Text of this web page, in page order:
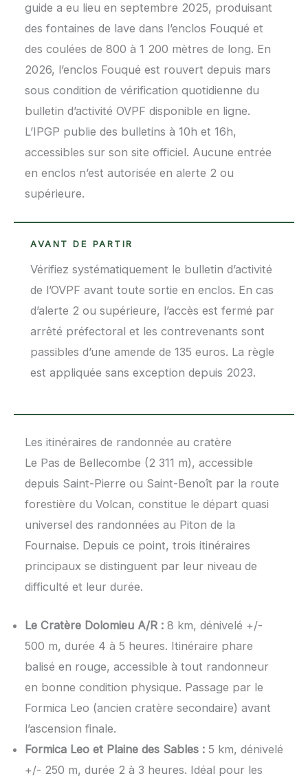
guide a eu lieu en septembre 2025, produisant
des fontaines de lave dans l’enclos Fouqué et
des coulées de 800 à 1 200 mètres de long. En
2026, l’enclos Fouqué est rouvert depuis mars
sous condition de vérification quotidienne du
bulletin d’activité OVPF disponible en ligne.
L’IPGP publie des bulletins à 10h et 16h,
accessibles sur son site officiel. Aucune entrée
en enclos n’est autorisée en alerte 2 ou
supérieure.
AVANT DE PARTIR
Vérifiez systématiquement le bulletin d’activité
de l’OVPF avant toute sortie en enclos. En cas
d’alerte 2 ou supérieure, l’accès est fermé par
arrêté préfectoral et les contrevenants sont
passibles d’une amende de 135 euros. La règle
est appliquée sans exception depuis 2023.
Les itinéraires de randonnée au cratère
Le Pas de Bellecombe (2 311 m), accessible
depuis Saint-Pierre ou Saint-Benoît par la route
forestière du Volcan, constitue le départ quasi
universel des randonnées au Piton de la
Fournaise. Depuis ce point, trois itinéraires
principaux se distinguent par leur niveau de
difficulté et leur durée.
Le Cratère Dolomieu A/R : 8 km, dénivelé +/-
500 m, durée 4 à 5 heures. Itinéraire phare
balisé en rouge, accessible à tout randonneur
en bonne condition physique. Passage par le
Formica Leo (ancien cratère secondaire) avant
l’ascension finale.
Formica Leo et Plaine des Sables : 5 km, dénivelé
+/- 250 m, durée 2 à 3 heures. Idéal pour les